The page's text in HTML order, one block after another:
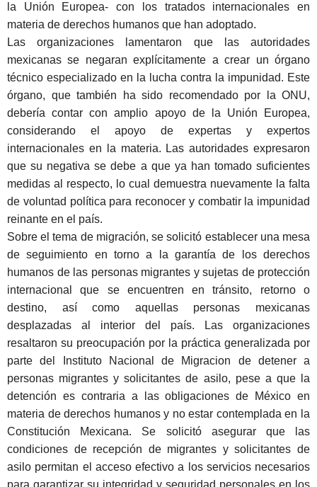
la Unión Europea- con los tratados internacionales en
materia de derechos humanos que han adoptado.
Las organizaciones lamentaron que las autoridades
mexicanas se negaran explícitamente a crear un órgano
técnico especializado en la lucha contra la impunidad. Este
órgano, que también ha sido recomendado por la ONU,
debería contar con amplio apoyo de la Unión Europea,
considerando el apoyo de expertas y expertos
internacionales en la materia. Las autoridades expresaron
que su negativa se debe a que ya han tomado suficientes
medidas al respecto, lo cual demuestra nuevamente la falta
de voluntad política para reconocer y combatir la impunidad
reinante en el país.
Sobre el tema de migración, se solicitó establecer una mesa
de seguimiento en torno a la garantía de los derechos
humanos de las personas migrantes y sujetas de protección
internacional que se encuentren en tránsito, retorno o
destino, así como aquellas personas mexicanas
desplazadas al interior del país. Las organizaciones
resaltaron su preocupación por la práctica generalizada por
parte del Instituto Nacional de Migracion de detener a
personas migrantes y solicitantes de asilo, pese a que la
detención es contraria a las obligaciones de México en
materia de derechos humanos y no estar contemplada en la
Constitución Mexicana. Se solicitó asegurar que las
condiciones de recepción de migrantes y solicitantes de
asilo permitan el acceso efectivo a los servicios necesarios
para garantizar su integridad y seguridad personales en los